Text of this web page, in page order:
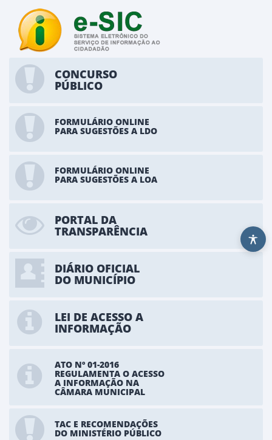
CONCURSO
PÚBLICO
FORMULÁRIO ONLINE
PARA SUGESTÕES A LDO
FORMULÁRIO ONLINE
PARA SUGESTÕES A LOA
PORTAL DA
TRANSPARÊNCIA
DIÁRIO OFICIAL
DO MUNICÍPIO
LEI DE ACESSO A
INFORMAÇÃO
ATO Nº 01-2016
REGULAMENTA O ACESSO
A INFORMAÇÃO NA
CÂMARA MUNICIPAL
TAC E RECOMENDAÇÕES
DO MINISTÉRIO PÚBLICO